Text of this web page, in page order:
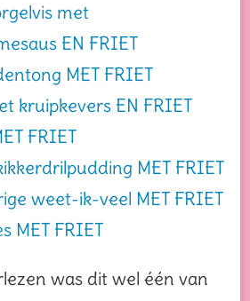
met
EN FRIET
MET FRIET
kruipkevers EN FRIET
FRIET
MET FRIET
weet-ik-veel MET FRIET
MET FRIET
was dit wel één van